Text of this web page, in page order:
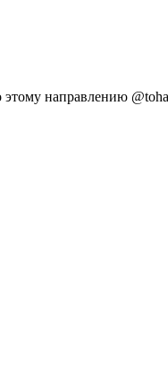
этому направлению